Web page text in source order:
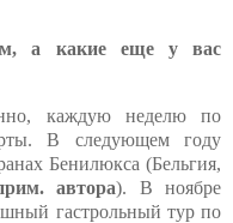
а какие еще у вас
каждую неделю по
В следующем году
Бенилюкса (Бельгия,
автора). В ноябре
гастрольный тур по